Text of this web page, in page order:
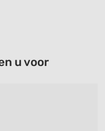
u voor